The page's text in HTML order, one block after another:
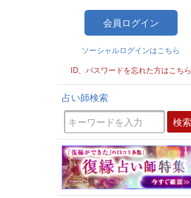
ソーシャルログインはこちら
ID、パスワードを忘れた方はこちら
占い師検索